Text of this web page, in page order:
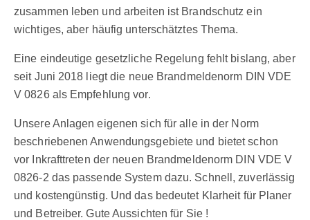
zusammen leben und arbeiten ist Brandschutz ein
wichtiges, aber häufig unterschätztes Thema.
Eine eindeutige gesetzliche Regelung fehlt bislang, aber
seit Juni 2018 liegt die neue Brandmeldenorm DIN VDE
V 0826 als Empfehlung vor.
Unsere Anlagen eigenen sich für alle in der Norm
beschriebenen Anwendungsgebiete und bietet schon
vor Inkrafttreten der neuen Brandmeldenorm DIN VDE V
0826-2 das passende System dazu. Schnell, zuverlässig
und kostengünstig. Und das bedeutet Klarheit für Planer
und Betreiber. Gute Aussichten für Sie !